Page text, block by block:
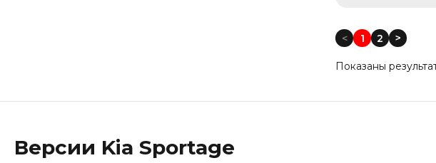
Год
Пробег:
Пробег:
< 1 2 <
Показаны
Версии Kia Sportage